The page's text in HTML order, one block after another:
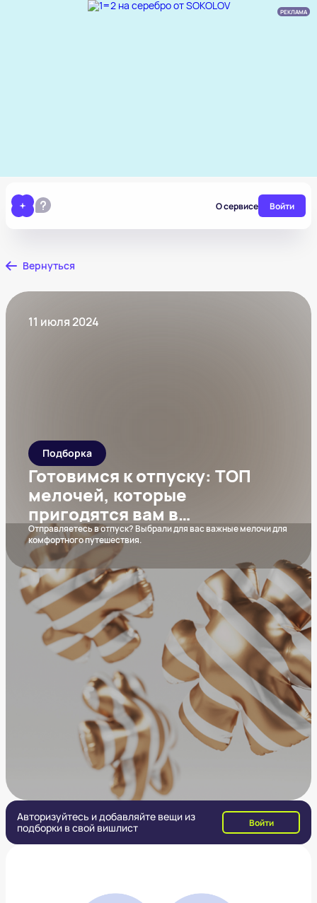
РЕКЛАМА
О сервисе Войти
Вернуться
11 июля 2024
Подборка
Готовимся к отпуску: ТОП
мелочей, которые
пригодятся вам в
путешествии
Отправляетесь в отпуск? Выбрали для вас важные мелочи для
комфортного путешествия.
Авторизуйтесь и добавляйте вещи из
подборки в свой вишлист
Войти